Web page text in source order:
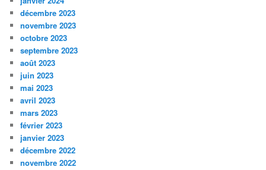
décembre 2023
novembre 2023
octobre 2023
septembre 2023
août 2023
juin 2023
mai 2023
avril 2023
mars 2023
février 2023
janvier 2023
décembre 2022
novembre 2022